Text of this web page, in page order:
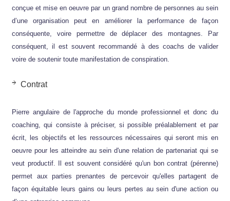
conçue et mise en oeuvre par un grand nombre de personnes au sein
d’une organisation peut en améliorer la performance de façon
conséquente, voire permettre de déplacer des montagnes. Par
conséquent, il est souvent recommandé à des coachs de valider
voire de soutenir toute manifestation de conspiration.
Contrat
Pierre angulaire de l'approche du monde professionnel et donc du
coaching, qui consiste à préciser, si possible préalablement et par
écrit, les objectifs et les ressources nécessaires qui seront mis en
oeuvre pour les atteindre au sein d'une relation de partenariat qui se
veut productif. Il est souvent considéré qu'un bon contrat (pérenne)
permet aux parties prenantes de percevoir qu'elles partagent de
façon équitable leurs gains ou leurs pertes au sein d'une action ou